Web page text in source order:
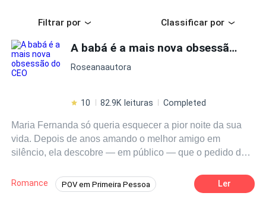
Filtrar por Classificar por
A babá é a mais nova obsessão do CEO
Roseanaautora
10 82.9K leituras Completed
Maria Fernanda só queria esquecer a pior noite da sua
vida. Depois de anos amando o melhor amigo em
silêncio, ela descobre — em público — que o pedido de
virar a página, aceita ir para uma boate de elite e acaba
vivendo uma noite intensa com um homem misterioso…
Romance POV em Primeira Pessoa Ler